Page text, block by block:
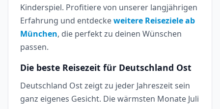
Kinderspiel. Profitiere von unserer langjährigen
Erfahrung und entdeckeweitere Reiseziele ab
München, die perfekt zu deinen Wünschen
passen.
Die beste Reisezeit für Deutschland Ost
Deutschland Ost zeigt zu jeder Jahreszeit sein
ganz eigenes Gesicht. Die wärmsten Monate Juli